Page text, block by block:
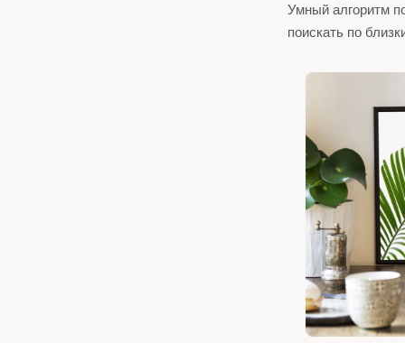
Умный алгоритм
поискать по